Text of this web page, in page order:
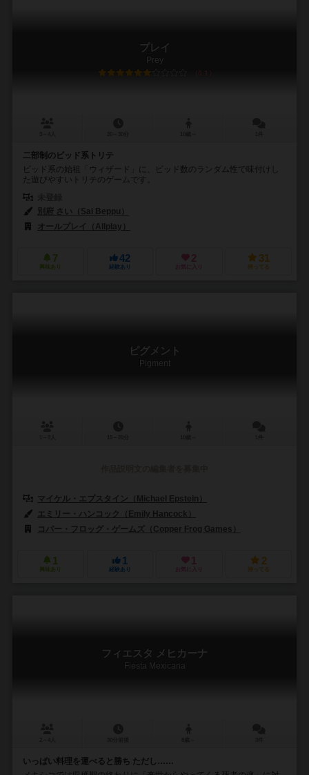
プレイ
Prey
6.1
二部制のビッド系トリテ
ビッド系の始祖「ウィザード」に、ビッド数のランダム性で味付けし
た遊びやすいトリテのゲームです。
別府 さい（Sai Beppu）
オールプレイ（Allplay）
7
興味あり
42
経験あり
2
お気に入り
31
持ってる
ピグメント
Pigment
マイケル・エプスタイン（Michael Epstein）
エミリー・ハンコック（Emily Hancock）
コパー・フロッグ・ゲームズ（Copper Frog Games）
1
興味あり
1
経験あり
1
お気に入り
2
持ってる
フィエスタ メヒカーナ
Fiesta Mexicana
いっぱい料理を運べると勝ち ただし……